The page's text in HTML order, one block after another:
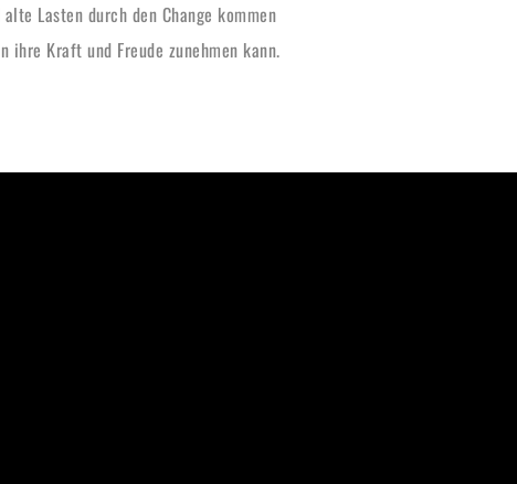
Lasten durch den Change kommen
ihre Kraft und Freude zunehmen kann.